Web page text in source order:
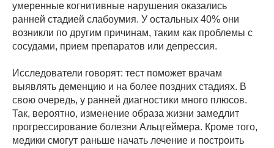
умеренные когнитивные нарушения оказались
ранней стадией слабоумия. У остальных 40% они
возникли по другим причинам, таким как проблемы с
сосудами, прием препаратов или депрессия.
Исследователи говорят: тест поможет врачам
выявлять деменцию и на более поздних стадиях. В
свою очередь, у ранней диагностики много плюсов.
Так, вероятно, изменение образа жизни замедлит
прогрессирование болезни Альцгеймера. Кроме того,
медики смогут раньше начать лечение и построить